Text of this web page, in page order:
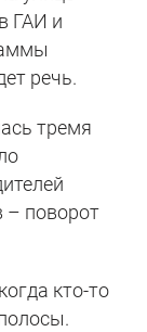
ГАИ и
речь.
тремя
– поворот
кто-то